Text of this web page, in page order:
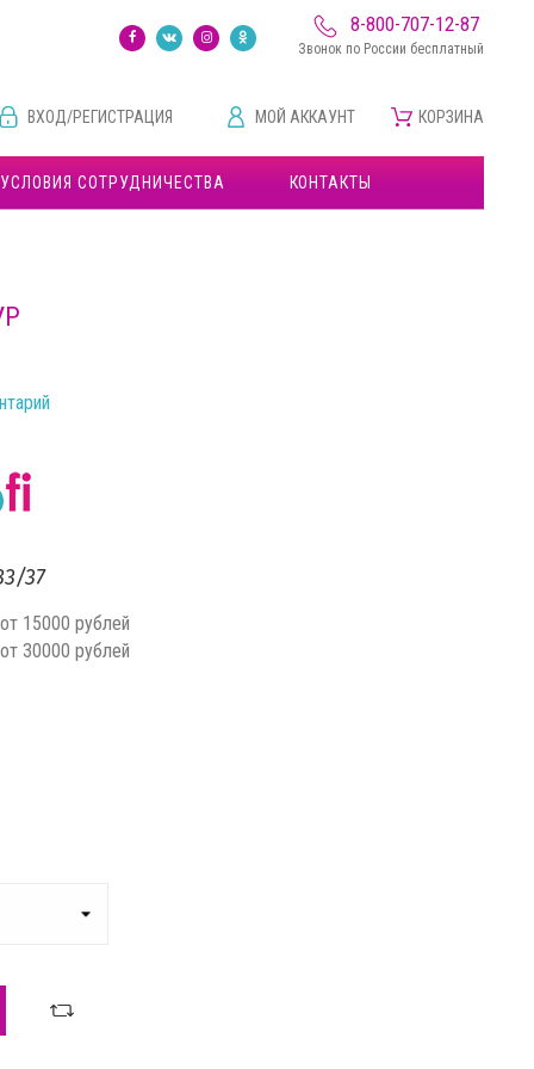
8-800-707-12-87
Звонок по России бесплатный
ВХОД/РЕГИСТРАЦИЯ МОЙ АККАУНТ КОРЗИНА
УСЛОВИЯ СОТРУДНИЧЕСТВА КОНТАКТЫ
37
15000 рублей
30000 рублей